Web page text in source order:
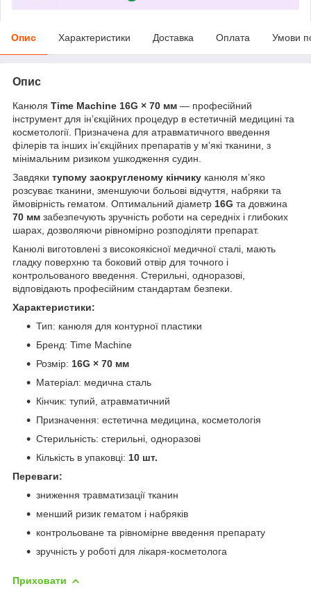
Опис Характеристики Доставка Оплата Умови
Опис
Канюля Time Machine 16G × 70 мм — професійний
інструмент для ін’єкційних процедур в естетичній медицині та
косметології. Призначена для атравматичного введення
філерів та інших ін’єкційних препаратів у м’які тканини, з
мінімальним ризиком ушкодження судин.
Завдяки тупому заокругленому кінчику канюля м’яко
розсуває тканини, зменшуючи больові відчуття, набряки та
ймовірність гематом. Оптимальний діаметр 16G та довжина
70 мм забезпечують зручність роботи на середніх і глибоких
шарах, дозволяючи рівномірно розподіляти препарат.
Канюлі виготовлені з високоякісної медичної сталі, мають
гладку поверхню та боковий отвір для точного і
контрольованого введення. Стерильні, одноразові,
відповідають професійним стандартам безпеки.
Характеристики:
Тип: канюля для контурної пластики
Бренд: Time Machine
Розмір: 16G × 70 мм
Матеріал: медична сталь
Кінчик: тупий, атравматичний
Призначення: естетична медицина, косметологія
Стерильність: стерильні, одноразові
Кількість в упаковці: 10 шт.
Переваги:
зниження травматизації тканин
менший ризик гематом і набряків
контрольоване та рівномірне введення препарату
зручність у роботі для лікаря-косметолога
Приховати